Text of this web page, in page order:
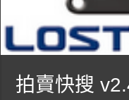
拍賣快搜